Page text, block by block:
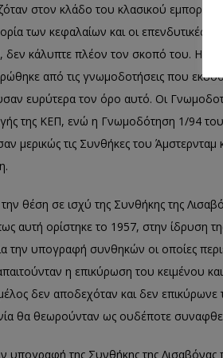
στον κλάδο του κλασικού
των κεφαλαίων και οι επενδυτικές
δεν κάλυπτε πλέον τον σκοπό του. Η
από τις γνωμοδοτήσεις που
ευρύτερα τον όρο αυτό. Οι
της ΚΕΠ, ενώ η Γνωμοδότηση 1/94
μερικώς τις Συνθήκες του Άμστερνταμ
θέση σε ισχύ της Συνθήκης της
αυτή ορίστηκε το 1957, στην ίδρυση
την υπογραφή συνθηκών οι οποίες
η επικύρωση του κειμένου
δεν αποδεχόταν και δεν
θα θεωρούνταν ως ουδέποτε
υπογραφή της Συνθήκης της Λισαβόνας